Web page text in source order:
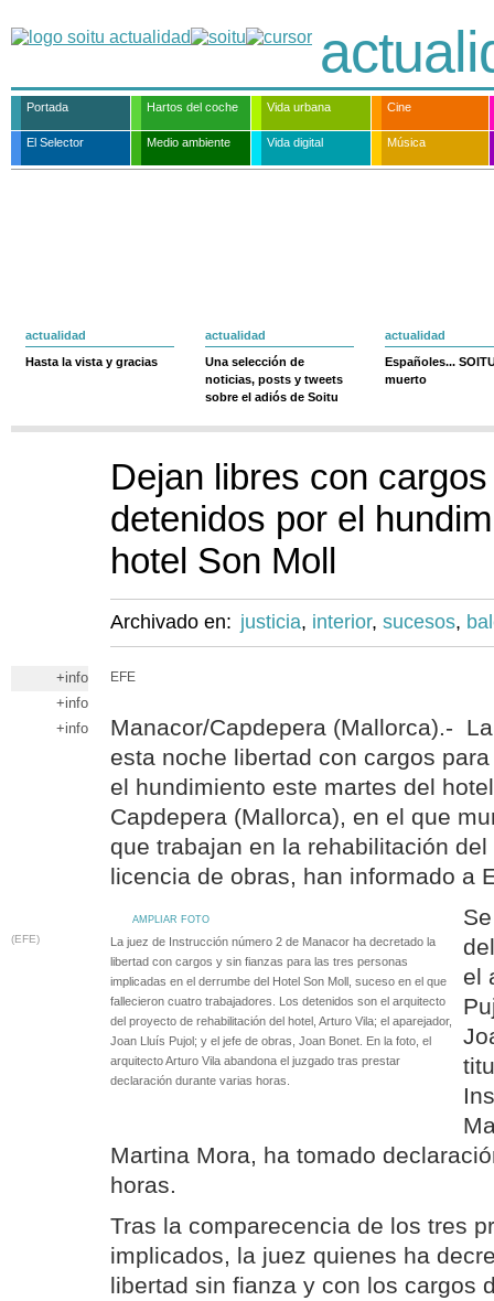
Portada Hartos del coche Vida urbana Cine
El Selector Medio ambiente Vida digital Música
actualidad
Hasta la vista y gracias
actualidad
Una selección de
noticias, posts y tweets
sobre el adiós de Soitu
actualidad
Españoles...
muerto
Dejan libres con
detenidos por el
hotel Son Moll
Archivado en: justicia, interior, sucesos,
+info
+info
+info
EFE
Manacor/Capdepera (Mallorca).-
esta noche libertad con cargos
el hundimiento este martes del
Capdepera (Mallorca), en el que
que trabajan en la rehabilitación
licencia de obras, han informado a
AMPLIAR FOTO
(EFE)
La juez de Instrucción número 2 de Manacor ha decretado la
libertad con cargos y sin fianzas para las tres personas
implicadas en el derrumbe del Hotel Son Moll, suceso en el que
fallecieron cuatro trabajadores. Los detenidos son el arquitecto
del proyecto de rehabilitación del hotel, Arturo Vila; el aparejador,
Joan Lluís Pujol; y el jefe de obras, Joan Bonet. En la foto, el
arquitecto Arturo Vila abandona el juzgado tras prestar
declaración durante varias horas.
el
Martina Mora, ha tomado
horas.
Tras la comparecencia de los tres
implicados, la juez quienes ha
libertad sin fianza y con los cargos